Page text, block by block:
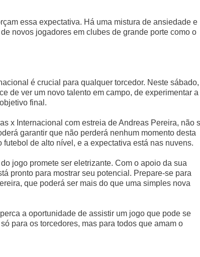
essa expectativa. Há uma mistura de ansiedade e
novos jogadores em clubes de grande porte como o
é crucial para qualquer torcedor. Neste sábado,
de ver um novo talento em campo, de experimentar a
final.
x Internacional com estreia de Andreas Pereira, não
garantir que não perderá nenhum momento desta
de alto nível, e a expectativa está nas nuvens.
jogo promete ser eletrizante. Com o apoio da sua
pronto para mostrar seu potencial. Prepare-se para
que poderá ser mais do que uma simples nova
a oportunidade de assistir um jogo que pode se
para os torcedores, mas para todos que amam o